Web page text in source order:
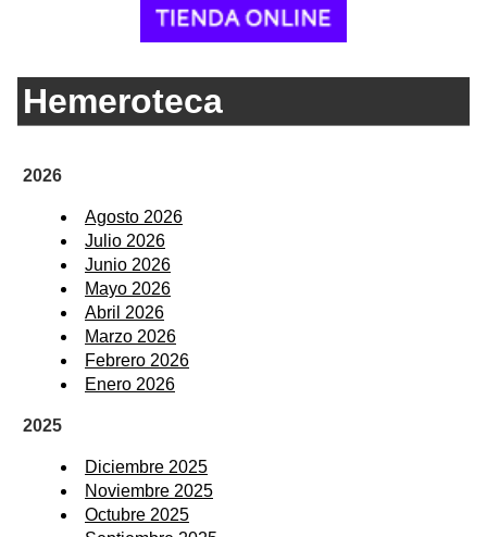
Hemeroteca
2026
Agosto 2026
Julio 2026
Junio 2026
Mayo 2026
Abril 2026
Marzo 2026
Febrero 2026
Enero 2026
2025
Diciembre 2025
Noviembre 2025
Octubre 2025